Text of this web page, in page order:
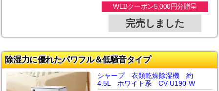
WEBクーポン5,000円分贈呈
完売しました
除湿力に優れたパワフル＆低騒音タイプ
シャープ 衣類乾燥除湿機 約
4.5L ホワイト系 CV-U190-W